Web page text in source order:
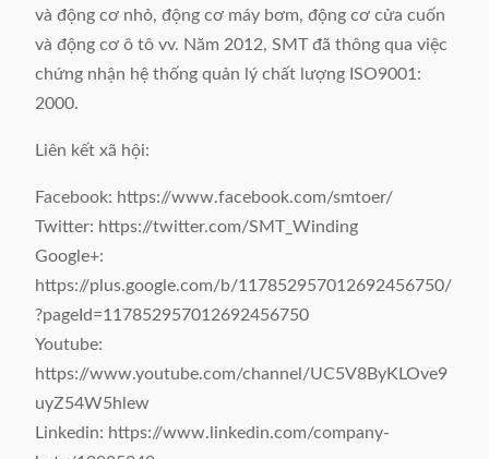
và động cơ nhỏ, động cơ máy bơm, động cơ cửa cuốn
và động cơ ô tô vv. Năm 2012, SMT đã thông qua việc
chứng nhận hệ thống quản lý chất lượng ISO9001:
2000.
Liên kết xã hội:
Facebook: https://www.facebook.com/smtoer/
Twitter: https://twitter.com/SMT_Winding
Google+:
https://plus.google.com/b/117852957012692456750/
?pageId=117852957012692456750
Youtube:
https://www.youtube.com/channel/UC5V8ByKLOve9
uyZ54W5hlew
Linkedin: https://www.linkedin.com/company-